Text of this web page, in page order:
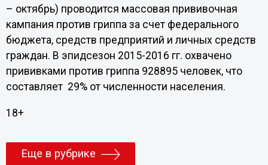
– октябрь) проводится массовая прививочная
кампания против гриппа за счет федерального
бюджета, средств предприятий и личных средств
граждан. В эпидсезон 2015-2016 гг. охвачено
прививками против гриппа 928895 человек, что
составляет 29% от численности населения.
18+
Еще в рубрике